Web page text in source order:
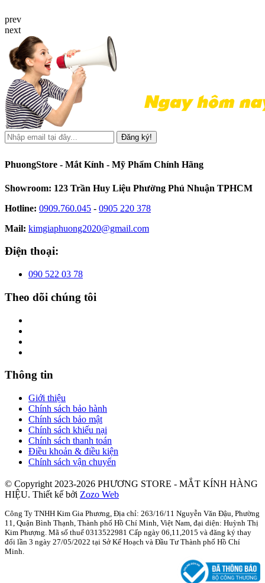
prev
next
Đăng ký!
PhuongStore - Mắt Kính - Mỹ Phẩm Chính Hãng
Showroom: 123 Trần Huy Liệu Phường Phú Nhuận TPHCM
Hotline: 0909.760.045 - 0905 220 378
Mail: kimgiaphuong2020@gmail.com
Điện thoại:
090 522 03 78
Theo dõi chúng tôi
Thông tin
Giới thiệu
Chính sách bảo hành
Chính sách bảo mật
Chính sách khiếu nại
Chính sách thanh toán
Điều khoản & điều kiện
Chính sách vận chuyển
© Copyright 2023-2026 PHƯƠNG STORE - MẮT KÍNH HÀNG
HIỆU. Thiết kế bởi Zozo Web
Công Ty TNHH Kim Gia Phương, Địa chỉ: 263/16/11 Nguyễn Văn Đậu, Phường
11, Quận Bình Thạnh, Thành phố Hồ Chí Minh, Việt Nam, đại diện: Huỳnh Thị
Kim Phượng. Mã số thuế 0313522981 Cấp ngày 06,11,2015 và đăng ký thay
đổi lần 3 ngày 27/05/2022 tại Sở Kế Hoạch và Đầu Tư Thành phố Hồ Chí
Minh.